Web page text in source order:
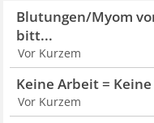
Blutungen/Myom
bitt...
Vor Kurzem
Keine Arbeit =
Vor Kurzem